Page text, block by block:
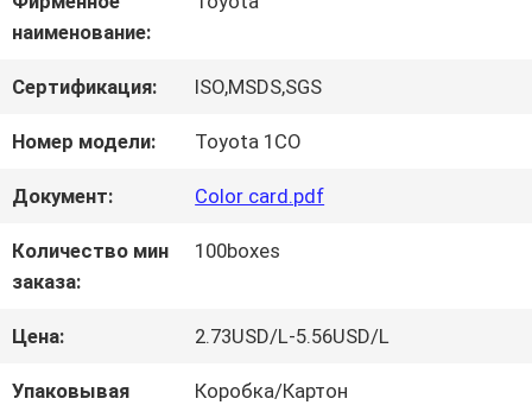
НАША
ФАБРИКА
наименование:
Сертификация: ISO,MSDS,SGS
Номер модели: Toyota 1CO
Документ: Color card.pdf
Количество мин
заказа:
100boxes
Цена: 2.73USD/L-5.56USD/L
Упаковывая
Коробка/Картон